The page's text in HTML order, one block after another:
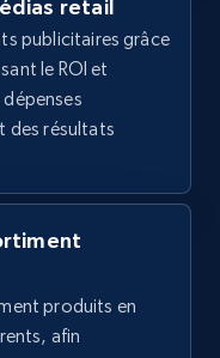
products by
and
Commencer
products by
retail
publicitaires grâce
le ROI et
des résultats
produits en
afin